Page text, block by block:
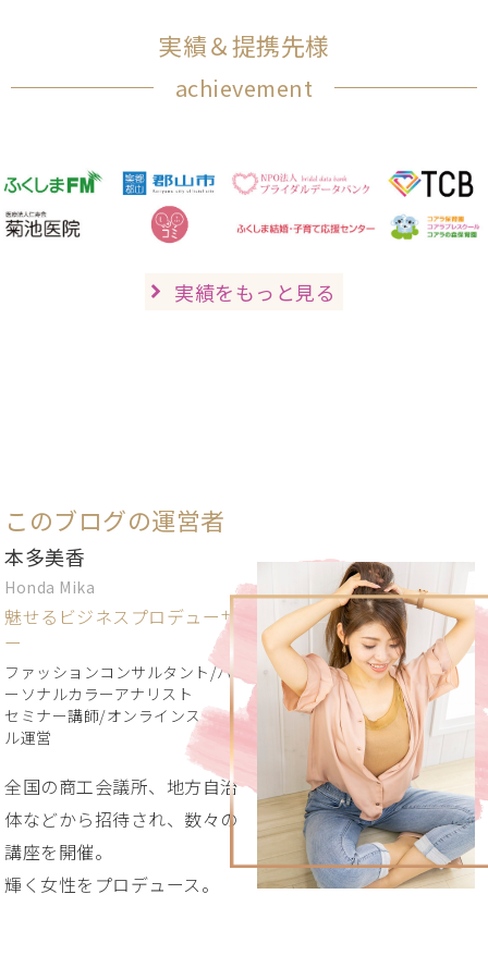
実績＆提携先様
achievement
実績をもっと見る
このブログの運営者
本多美香
Honda Mika
魅せるビジネスプロデューサ
ー
ファッションコンサルタント/パ
ーソナルカラーアナリスト
セミナー講師/オンラインスクー
ル運営
全国の商工会議所、地方自治
体などから招待され、数々の
講座を開催。
輝く女性をプロデュース。